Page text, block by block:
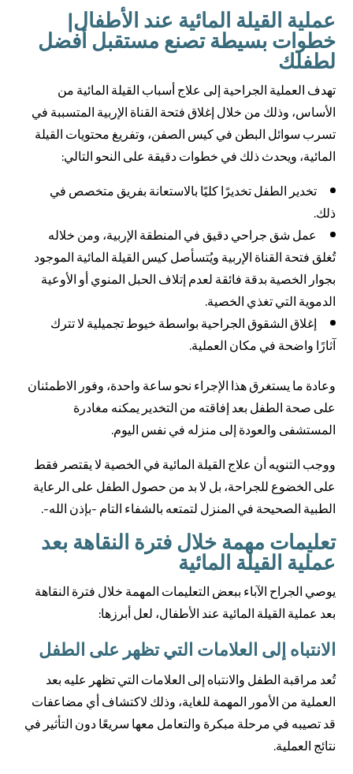
عملية القيلة المائية عند الأطفال|
خطوات بسيطة تصنع مستقبل أفضل
لطفلك
تهدف العملية الجراحية إلى علاج أسباب القيلة المائية من
الأساس، وذلك من خلال إغلاق فتحة القناة الإربية المتسببة في
تسرب سوائل البطن في كيس الصفن، وتفريغ محتويات القيلة
المائية، ويحدث ذلك في خطوات دقيقة على النحو التالي:
تخدير الطفل تخديرًا كليًا بالاستعانة بفريق متخصص في
ذلك.
عمل شق جراحي دقيق في المنطقة الإربية، ومن خلاله
تُغلق فتحة القناة الإربية ويُتسأصل كيس القيلة المائية الموجود
بجوار الخصية بدقة فائقة لعدم إتلاف الحبل المنوي أو الأوعية
الدموية التي تغذي الخصية.
إغلاق الشقوق الجراحية بواسطة خيوط تجميلية لا تترك
آثارًا واضحة في مكان العملية.
وعادة ما يستغرق هذا الإجراء نحو ساعة واحدة، وفور الاطمئنان
على صحة الطفل بعد إفاقته من التخدير يمكنه مغادرة
المستشفى والعودة إلى منزله في نفس اليوم.
ووجب التنويه أن علاج القيلة المائية في الخصية لا يقتصر فقط
على الخضوع للجراحة، بل لا بد من حصول الطفل على الرعاية
الطبية الصحيحة في المنزل لتمتعه بالشفاء التام -بإذن الله-.
تعليمات مهمة خلال فترة النقاهة بعد
عملية القيلة المائية
يوصي الجراح الآباء ببعض التعليمات المهمة خلال فترة النقاهة
بعد عملية القيلة المائية عند الأطفال، لعل أبرزها:
الانتباه إلى العلامات التي تظهر على الطفل
تُعد مراقبة الطفل والانتباه إلى العلامات التي تظهر عليه بعد
العملية من الأمور المهمة للغاية، وذلك لاكتشاف أي مضاعفات
قد تصيبه في مرحلة مبكرة والتعامل معها سريعًا دون التأثير في
نتائج العملية.